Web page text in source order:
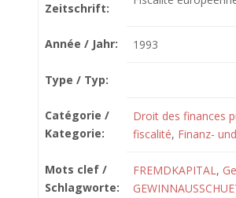
Zeitschrift:
Année / Jahr: 1993
Type / Typ:
Catégorie /
Kategorie:
Droit des finances
fiscalité, Finanz-
Mots clef /
Schlagworte:
FREMDKAPITAL,